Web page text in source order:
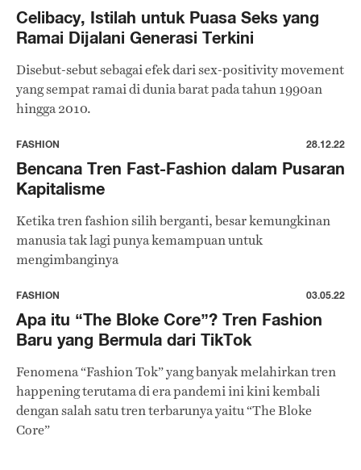
Celibacy, Istilah untuk Puasa Seks yang
Ramai Dijalani Generasi Terkini
Disebut-sebut sebagai efek dari sex-positivity movement
yang sempat ramai di dunia barat pada tahun 1990an
hingga 2010.
FASHION 28.12.22
Bencana Tren Fast-Fashion dalam Pusaran
Kapitalisme
Ketika tren fashion silih berganti, besar kemungkinan
manusia tak lagi punya kemampuan untuk
mengimbanginya
FASHION 03.05.22
Apa itu “The Bloke Core”? Tren Fashion
Baru yang Bermula dari TikTok
Fenomena “Fashion Tok” yang banyak melahirkan tren
happening terutama di era pandemi ini kini kembali
dengan salah satu tren terbarunya yaitu “The Bloke
Core”